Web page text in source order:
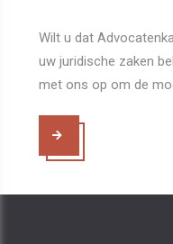
Wilt u dat
uw juridische zaken
met ons op om de